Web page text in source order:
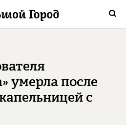
умерла после
с